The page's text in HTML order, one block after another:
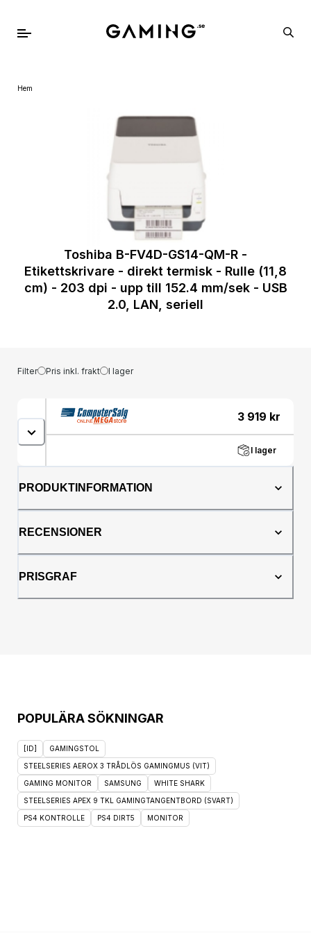
Hem
Toshiba B-FV4D-GS14-QM-R -
Etikettskrivare - direkt termisk - Rulle (11,8
cm) - 203 dpi - upp till 152.4 mm/sek - USB
2.0, LAN, seriell
Filter Pris inkl. frakt I lager
3 919 kr
I lager
PRODUKTINFORMATION
RECENSIONER
PRISGRAF
POPULÄRA SÖKNINGAR
[ID] GAMINGSTOL
STEELSERIES AEROX 3 TRÅDLÖS GAMINGMUS (VIT)
GAMING MONITOR SAMSUNG WHITE SHARK
STEELSERIES APEX 9 TKL GAMINGTANGENTBORD (SVART)
PS4 KONTROLLE PS4 DIRT5 MONITOR